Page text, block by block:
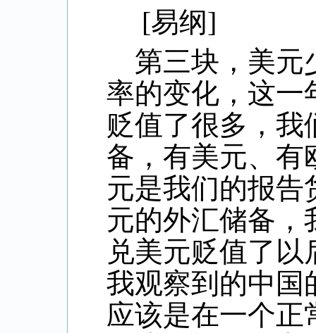
[易纲]
第三块，美元
率的变化，这一
贬值了很多，我
备，有美元、有
元是我们的报告
元的外汇储备，
兑美元贬值了
我观察到的中国
应该是在一个正